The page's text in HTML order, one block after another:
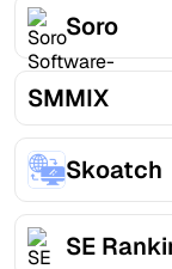
Soro
SMMIX
Skoatch
SE